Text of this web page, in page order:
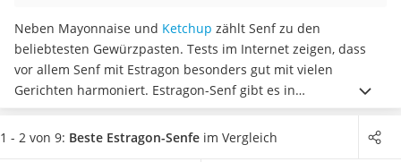
Honig
Gemüsebrühe
Eiskaffee-Pulver
Irischer Whiskey
Grapefruitkernextrakt
Matcha-Set
Neben Mayonnaise und Ketchup zählt Senf zu den
beliebtesten Gewürzpasten. Tests im Internet zeigen, dass
vor allem Senf mit Estragon besonders gut mit vielen
Gerichten harmoniert. Estragon-Senf gibt es in
verschiedenen Schärfegraden von mild bis scharf,sodass für
jeden Geschmack etwas dabei ist. Wählen Sie jetzt einen
1 - 2 von 9: Beste Estragon-Senfe im Vergleich